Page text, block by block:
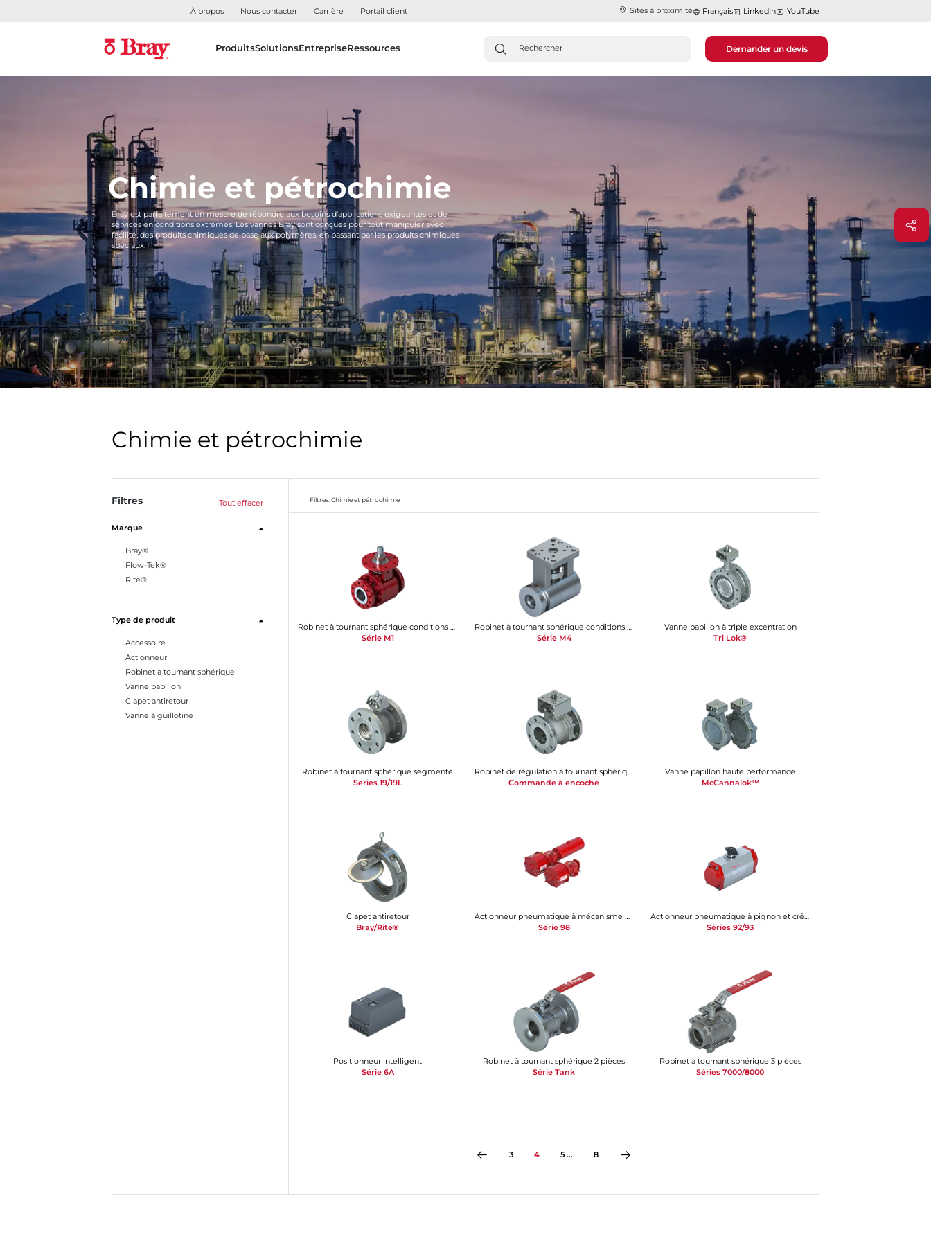
À propos Nous contacter Carrière Portail client Sites à proximité Français LinkedIn YouTube
ProduitsSolutionsEntrepriseRessources Demander un devis
Chimie et pétrochimie
Bray est parfaitement en mesure de répondre aux besoins d'applications exigeantes et de
services en conditions extrêmes. Les vannes Bray sont conçues pour tout manipuler avec
facilité, des produits chimiques de base aux polymères, en passant par les produits chimiques
spéciaux.
Chimie et pétrochimie
Filtres Tout effacer
Marque
Bray®
Flow-Tek®
Rite®
Type de produit
Accessoire
Actionneur
Robinet à tournant sphérique
Vanne papillon
Clapet antiretour
Vanne à guillotine
Filtres: Chimie et pétrochimie
Série M1
Série M4
Vanne papillon à triple excentration
Tri Lok®
Robinet à tournant sphérique segmenté
Series 19/19L
Robinet de régulation à tournant sphérique
Commande à encoche
Vanne papillon haute performance
McCannalok™
Clapet antiretour
Bray/Rite®
Actionneur pneumatique à mécanisme bielle-manivelle
Série 98
Actionneur pneumatique à pignon et crémaillère
Séries 92/93
Positionneur intelligent
Série 6A
Robinet à tournant sphérique 2 pièces
Série Tank
Robinet à tournant sphérique 3 pièces
Séries 7000/8000
3 4 5 ... 8